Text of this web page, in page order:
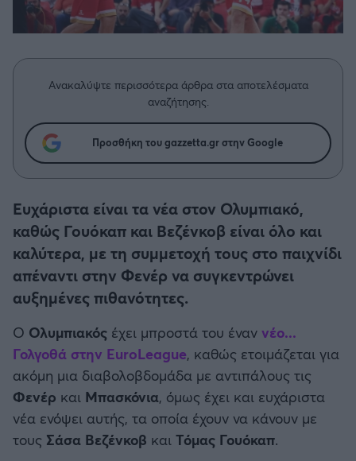
Δημήτρης Τσορμπατζόγλου
Άρης
Κηφισιά
Αστέρας Τρίπολης
Καλαμάτα
Μπαρτσελόνα
Συνεντεύξεις
Μεγάλη μου Αγάπη
Μια Ιστορία από την Πόλη
Ανακαλύψτε περισσότερα άρθρα στα αποτελέσματα
αναζήτησης.
Προσθήκη του gazzetta.gr στην Google
Ευχάριστα είναι τα νέα στον Ολυμπιακό,
καθώς Γουόκαπ και Βεζένκοβ είναι όλο και
καλύτερα, με τη συμμετοχή τους στο παιχνίδι
απέναντι στην Φενέρ να συγκεντρώνει
αυξημένες πιθανότητες.
Ο Ολυμπιακός έχει μπροστά του έναν νέο...
Γολγοθά στην EuroLeague, καθώς ετοιμάζεται για
ακόμη μια διαβολοβδομάδα με αντιπάλους τις
Φενέρ και Μπασκόνια, όμως έχει και ευχάριστα
νέα ενόψει αυτής, τα οποία έχουν να κάνουν με
τους Σάσα Βεζένκοβ και Τόμας Γουόκαπ.